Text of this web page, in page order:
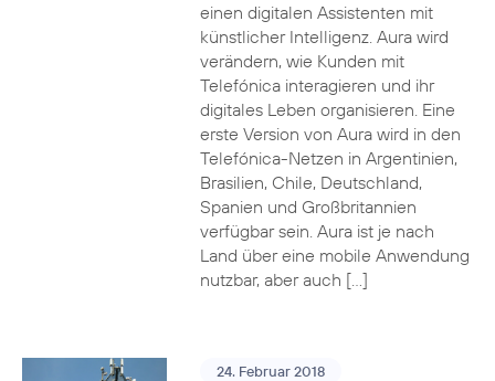
einen digitalen Assistenten mit
künstlicher Intelligenz. Aura wird
verändern, wie Kunden mit
Telefónica interagieren und ihr
digitales Leben organisieren. Eine
erste Version von Aura wird in den
Telefónica-Netzen in Argentinien,
Brasilien, Chile, Deutschland,
Spanien und Großbritannien
verfügbar sein. Aura ist je nach
Land über eine mobile Anwendung
nutzbar, aber auch […]
24. Februar 2018